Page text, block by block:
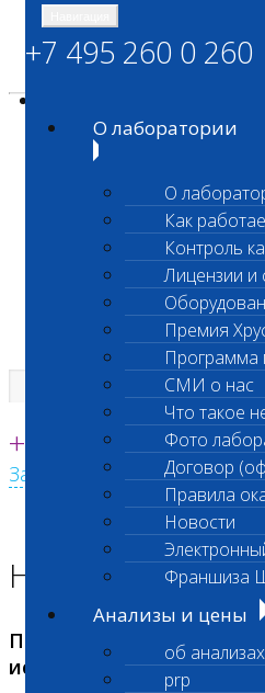
ШАНС
Независимая
Единая круглосуточная справочная
+7 495 260 0 260
Заказать звонок с сайта
+7 495 260 0 260
О лаборатории
О
Как
Контроль
Лицензии и
Премия
Программа
СМИ о нас
Что такое
Фото
Договор
Правила
Новости
Франшиза
Анализы и цены
об
prp
Главная страница
Новости
Приостановка срочных
исследований